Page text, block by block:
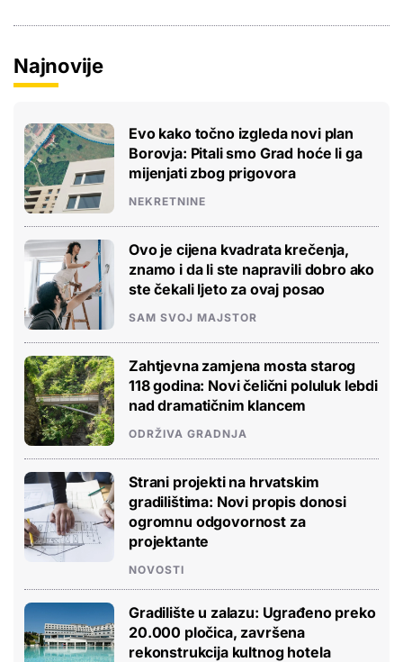
Najnovije
Evo kako točno izgleda novi plan
Borovja: Pitali smo Grad hoće li ga
mijenjati zbog prigovora
NEKRETNINE
Ovo je cijena kvadrata krečenja,
znamo i da li ste napravili dobro ako
ste čekali ljeto za ovaj posao
SAM SVOJ MAJSTOR
Zahtjevna zamjena mosta starog
118 godina: Novi čelični poluluk lebdi
nad dramatičnim klancem
ODRŽIVA GRADNJA
Strani projekti na hrvatskim
gradilištima: Novi propis donosi
ogromnu odgovornost za
projektante
NOVOSTI
Gradilište u zalazu: Ugrađeno preko
20.000 pločica, završena
rekonstrukcija kultnog hotela